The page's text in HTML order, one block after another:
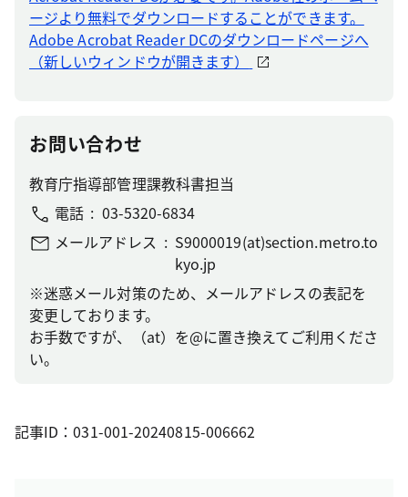
ージより無料でダウンロードすることができます。
Adobe Acrobat Reader DCのダウンロードページへ
（新しいウィンドウが開きます）
お問い合わせ
教育庁指導部管理課教科書担当
電話
03-5320-6834
メールアドレス
S9000019(at)section.metro.to
kyo.jp
※迷惑メール対策のため、メールアドレスの表記を
変更しております。
お手数ですが、（at）を@に置き換えてご利用くださ
い。
記事ID：031-001-20240815-006662